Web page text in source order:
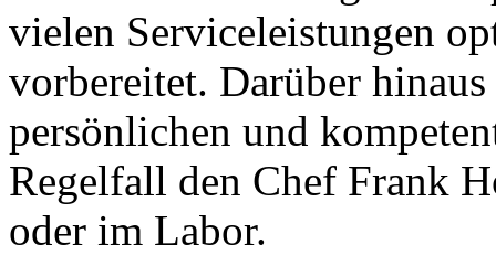
vielen Serviceleistungen
vorbereitet. Darüber
persönlichen und
Regelfall den Chef Frank
oder im Labor.